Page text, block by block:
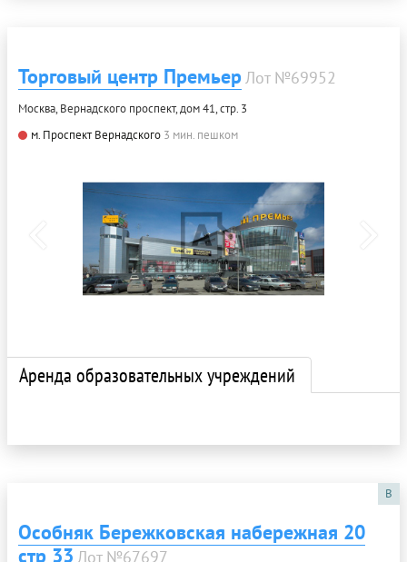
Торговый центр ПремьерЛот №69952
Москва, Вернадского проспект, дом 41, стр. 3
м. Проспект Вернадского 3 мин. пешком
Аренда образовательных учреждений
B
Особняк Бережковская набережная 20
стр 33 Лот №67697